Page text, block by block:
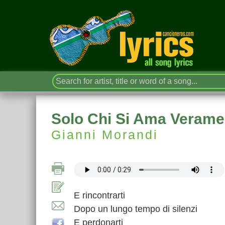
Solo Chi Si Ama
Gianni Morandi
E rincontrarti
Dopo un lungo tempo di silenzi
E perdonarti